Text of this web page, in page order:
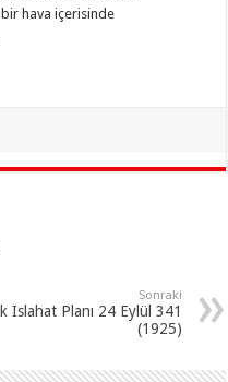
hava içerisinde
Sonraki
Islahat Planı 24 Eylül 341
(1925)